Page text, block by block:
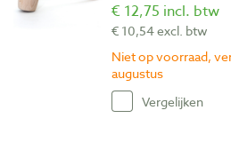
€ 12,75 incl. btw
€ 10,54 excl. btw
Niet op voorraad,
augustus
Vergelijken